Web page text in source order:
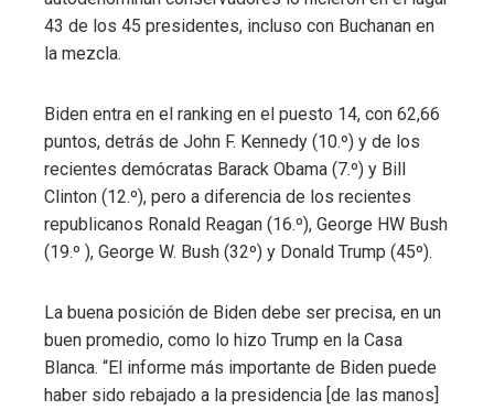
43 de los 45 presidentes, incluso con Buchanan en
la mezcla.
Biden entra en el ranking en el puesto 14, con 62,66
puntos, detrás de John F. Kennedy (10.º) y de los
recientes demócratas Barack Obama (7.º) y Bill
Clinton (12.º), pero a diferencia de los recientes
republicanos Ronald Reagan (16.º), George HW Bush
(19.º ), George W. Bush (32º) y Donald Trump (45º).
La buena posición de Biden debe ser precisa, en un
buen promedio, como lo hizo Trump en la Casa
Blanca. “El informe más importante de Biden puede
haber sido rebajado a la presidencia [de las manos]